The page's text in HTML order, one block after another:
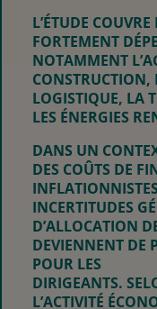
L’ÉTUDE
FORTEMENT
NOTAMMENT
CONSTRUCTION,
LOGISTIQUE, LA
LES ÉNERGIES
DANS UN
DES COÛTS DE
INCERTITUDES
D’ALLOCATION
DEVIENNENT DE
POUR LES
DIRIGEANTS.
L’ACTIVITÉ